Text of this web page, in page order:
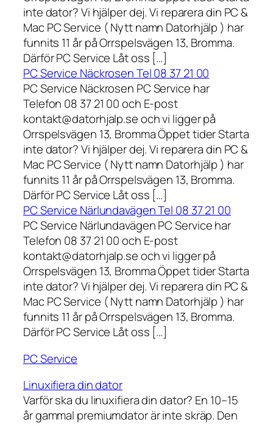
inte dator? Vi hjälper dej. Vi reparera din PC &
Mac PC Service ( Nytt namn Datorhjälp ) har
funnits 11 år på Orrspelsvägen 13, Bromma.
Därför PC Service Låt oss […]
PC Service Näckrosen Tel 08 37 21 00
PC Service Näckrosen PC Service har
Telefon 08 37 21 00 och E-post
kontakt@datorhjalp.se och vi ligger på
Orrspelsvägen 13, Bromma Öppet tider Starta
inte dator? Vi hjälper dej. Vi reparera din PC &
Mac PC Service ( Nytt namn Datorhjälp ) har
funnits 11 år på Orrspelsvägen 13, Bromma.
Därför PC Service Låt oss […]
PC Service Närlundavägen Tel 08 37 21 00
PC Service Närlundavägen PC Service har
Telefon 08 37 21 00 och E-post
kontakt@datorhjalp.se och vi ligger på
Orrspelsvägen 13, Bromma Öppet tider Starta
inte dator? Vi hjälper dej. Vi reparera din PC &
Mac PC Service ( Nytt namn Datorhjälp ) har
funnits 11 år på Orrspelsvägen 13, Bromma.
Därför PC Service Låt oss […]
PC Service
Linuxifiera din dator
Varför ska du linuxifiera din dator? En 10–15
år gammal premiumdator är inte skräp. Den